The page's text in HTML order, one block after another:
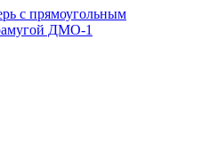
с прямоугольным
ДМО-1